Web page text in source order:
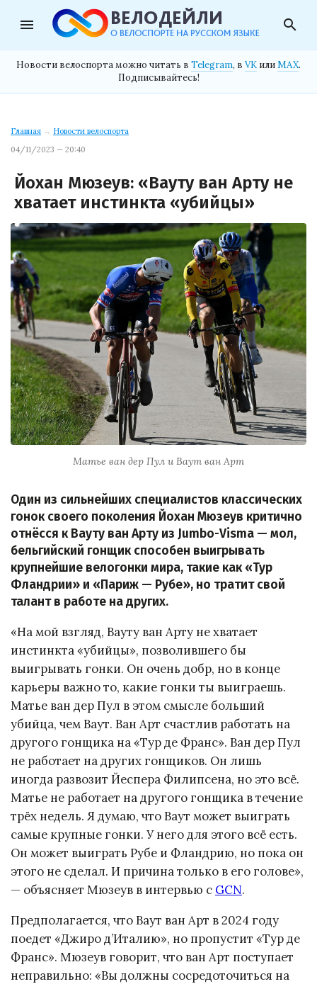
menu search
Новости велоспорта можно читать в Telegram, в VK илиMAX.
Подписывайтесь!
Главная → Новости велоспорта
04/11/2023 — 20:40
Йохан Мюзеув: «Вауту ван Арту не
хватает инстинкта «убийцы»
Матье ван дер Пул и Ваут ван Арт
Один из сильнейших специалистов классических
гонок своего поколения Йохан Мюзеув критично
отнёсся к Вауту ван Арту из Jumbo-Visma — мол,
бельгийский гонщик способен выигрывать
крупнейшие велогонки мира, такие как «Тур
Фландрии» и «Париж — Рубе», но тратит свой
талант в работе на других.
«На мой взгляд, Вауту ван Арту не хватает
инстинкта «убийцы», позволившего бы
выигрывать гонки. Он очень добр, но в конце
карьеры важно то, какие гонки ты выиграешь.
Матье ван дер Пул в этом смысле больший
убийца, чем Ваут. Ван Арт счастлив работать на
другого гонщика на «Тур де Франс». Ван дер Пул
не работает на других гонщиков. Он лишь
иногда развозит Йеспера Филипсена, но это всё.
Матье не работает на другого гонщика в течение
трёх недель. Я думаю, что Ваут может выиграть
самые крупные гонки. У него для этого всё есть.
Он может выиграть Рубе и Фландрию, но пока он
этого не сделал. И причина только в его голове»,
— объясняет Мюзеув в интервью с GCN.
Предполагается, что Ваут ван Арт в 2024 году
поедет «Джиро д’Италию», но пропустит «Тур де
Франс». Мюзеув говорит, что ван Арт поступает
неправильно: «Вы должны сосредоточиться на